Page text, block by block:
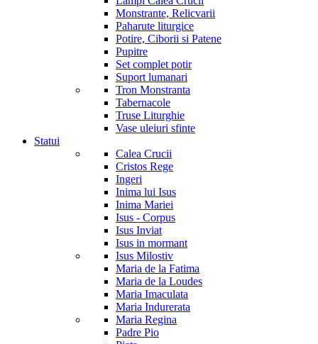
Monstrante, Relicvarii
Paharute liturgice
Potire, Ciborii si Patene
Pupitre
Set complet potir
Suport lumanari
Tron Monstranta
Tabernacole
Truse Liturghie
Vase uleiuri sfinte
Statui
Calea Crucii
Cristos Rege
Ingeri
Inima lui Isus
Inima Mariei
Isus - Corpus
Isus Inviat
Isus in mormant
Isus Milostiv
Maria de la Fatima
Maria de la Loudes
Maria Imaculata
Maria Indurerata
Maria Regina
Padre Pio